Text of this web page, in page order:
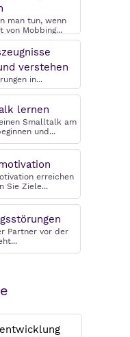
man tun, wenn
von Mobbing...
verstehen
in...
lernen
Smalltalk am
und...
erreichen
Sie Ziele...
Partner vor der